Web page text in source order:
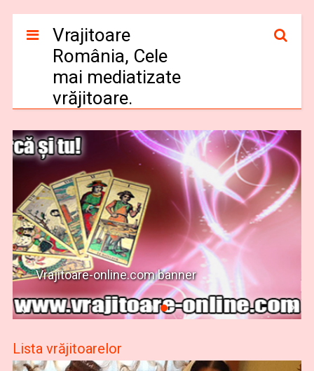
Vrajitoare
România, Cele
mai mediatizate
vrăjitoare.
Vrajitoare-online.com banner
Lista vrăjitoarelor